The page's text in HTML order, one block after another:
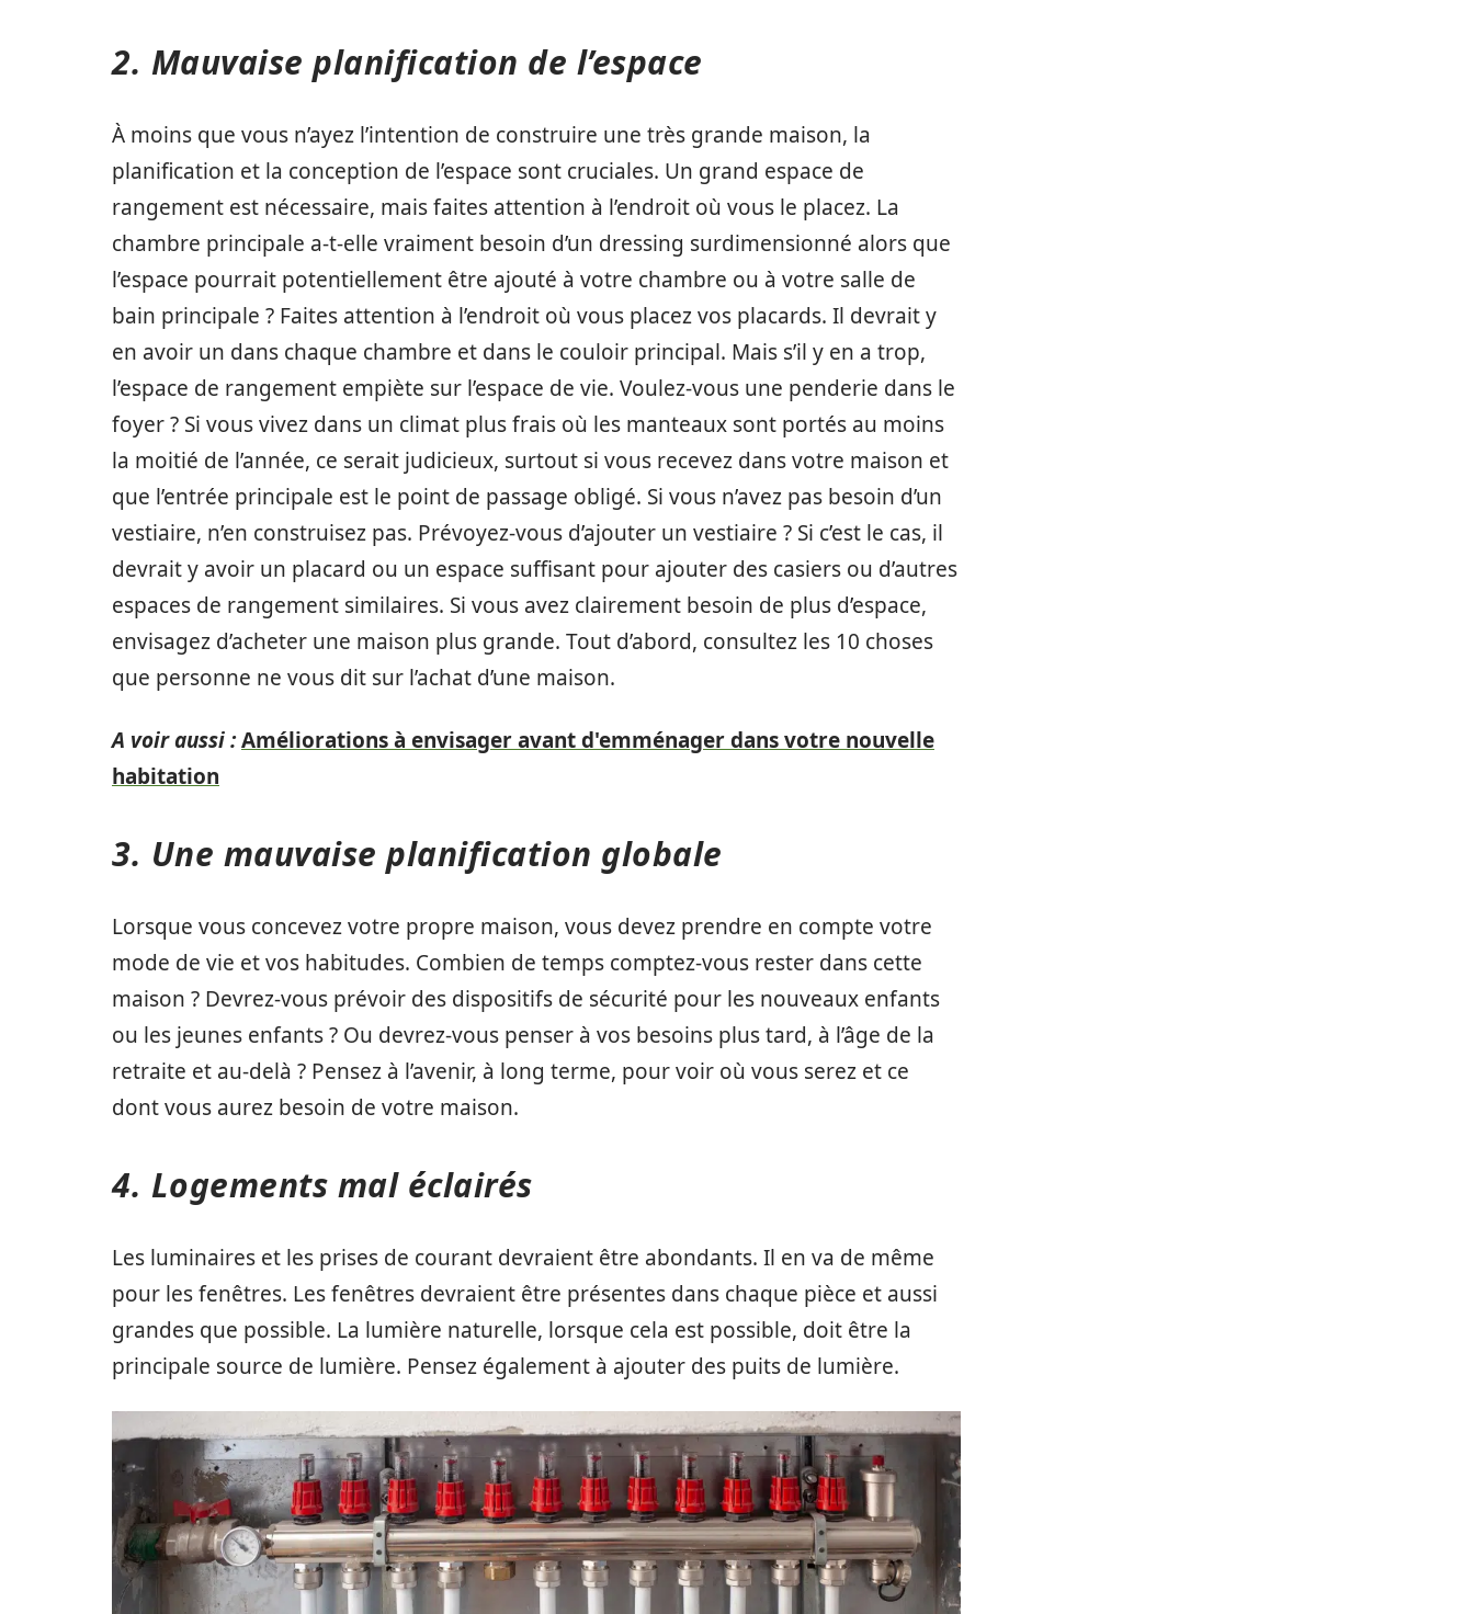
2. Mauvaise planification de l’espace
À moins que vous n’ayez l’intention de construire une très grande maison, la
planification et la conception de l’espace sont cruciales. Un grand espace de
rangement est nécessaire, mais faites attention à l’endroit où vous le placez. La
chambre principale a-t-elle vraiment besoin d’un dressing surdimensionné alors que
l’espace pourrait potentiellement être ajouté à votre chambre ou à votre salle de
bain principale ? Faites attention à l’endroit où vous placez vos placards. Il devrait y
en avoir un dans chaque chambre et dans le couloir principal. Mais s’il y en a trop,
l’espace de rangement empiète sur l’espace de vie. Voulez-vous une penderie dans le
foyer ? Si vous vivez dans un climat plus frais où les manteaux sont portés au moins
la moitié de l’année, ce serait judicieux, surtout si vous recevez dans votre maison et
que l’entrée principale est le point de passage obligé. Si vous n’avez pas besoin d’un
vestiaire, n’en construisez pas. Prévoyez-vous d’ajouter un vestiaire ? Si c’est le cas, il
devrait y avoir un placard ou un espace suffisant pour ajouter des casiers ou d’autres
espaces de rangement similaires. Si vous avez clairement besoin de plus d’espace,
envisagez d’acheter une maison plus grande. Tout d’abord, consultez les 10 choses
que personne ne vous dit sur l’achat d’une maison.
A voir aussi :Améliorations à envisager avant d'emménager dans votre nouvelle
habitation
3. Une mauvaise planification globale
Lorsque vous concevez votre propre maison, vous devez prendre en compte votre
mode de vie et vos habitudes. Combien de temps comptez-vous rester dans cette
maison ? Devrez-vous prévoir des dispositifs de sécurité pour les nouveaux enfants
ou les jeunes enfants ? Ou devrez-vous penser à vos besoins plus tard, à l’âge de la
retraite et au-delà ? Pensez à l’avenir, à long terme, pour voir où vous serez et ce
dont vous aurez besoin de votre maison.
4. Logements mal éclairés
Les luminaires et les prises de courant devraient être abondants. Il en va de même
pour les fenêtres. Les fenêtres devraient être présentes dans chaque pièce et aussi
grandes que possible. La lumière naturelle, lorsque cela est possible, doit être la
principale source de lumière. Pensez également à ajouter des puits de lumière.